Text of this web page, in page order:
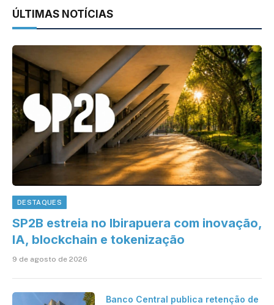
ÚLTIMAS NOTÍCIAS
DESTAQUES
SP2B estreia no Ibirapuera com inovação,
IA, blockchain e tokenização
9 de agosto de 2026
Banco Central publica retenção de